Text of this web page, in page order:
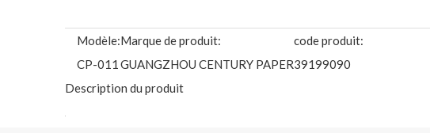
Modèle:
CP-011
Marque de produit:
GUANGZHOU CENTURY PAPER
code produit:
39199090
Description du produit